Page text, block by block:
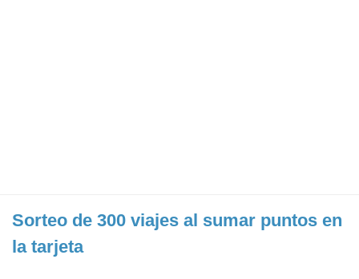
Sorteo de 300 viajes al sumar puntos en
la tarjeta